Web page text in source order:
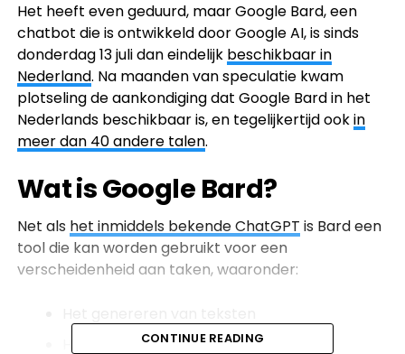
Het heeft even geduurd, maar Google Bard, een
chatbot die is ontwikkeld door Google AI, is sinds
donderdag 13 juli dan eindelijk beschikbaar in
Nederland. Na maanden van speculatie kwam
plotseling de aankondiging dat Google Bard in het
Nederlands beschikbaar is, en tegelijkertijd ookin
meer dan 40 andere talen.
Wat is Google Bard?
Net als het inmiddels bekende ChatGPT is Bard een
tool die kan worden gebruikt voor een
verscheidenheid aan taken, waaronder:
Het beantwoorden van vragen
CONTINUE READING